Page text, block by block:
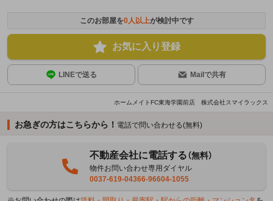
このお部屋を0人以上が検討中です
お気に入り登録
LINEで送る Mailで共有
ホームメイトFC東海学園前店 株式会社スマイラックス
お急ぎの方はこちらから！ 電話で問い合わせる(無料)
不動産会社に電話する（無料）
物件お問い合わせ専用ダイヤル
0037-619-04366-96604-1055